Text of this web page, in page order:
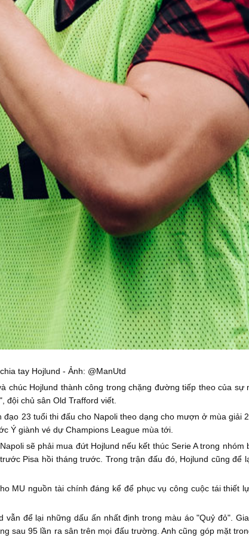
tay Hojlund - Ảnh: @ManUtd
Hojlund thành công trong chặng đường tiếp theo của sự
đội chủ sân Old Trafford viết.
23 tuổi thi đấu cho Napoli theo dạng cho mượn ở mùa giải
Ý giành vé dự Champions League mùa tới.
sẽ phải mua đứt Hojlund nếu kết thúc Serie A trong nhóm
Pisa hồi tháng trước. Trong trận đấu đó, Hojlund cũng để
MU nguồn tài chính đáng kể để phục vụ công cuộc tái thiết
để lại những dấu ấn nhất định trong màu áo "Quỷ đỏ".
sau 95 lần ra sân trên mọi đấu trường. Anh cũng góp mặt